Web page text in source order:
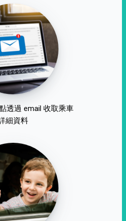
透過 email 收取乘車
細資料